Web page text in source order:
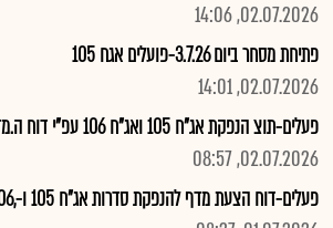
02.07.2026, 14:06
פתיחת מסחר ביום 3.7.26-פועלים אגח 105
02.07.2026, 14:01
פעלים-תוצ הנפקת אג"ח 105 ואג"ח 106 עפ"י דוח ה.מדף מ-30.6.26
02.07.2026, 08:57
פעלים-דוח הצעת מדף להנפקת סדרות אג"ח 105 ו-,106 הזמנות 1.7.26